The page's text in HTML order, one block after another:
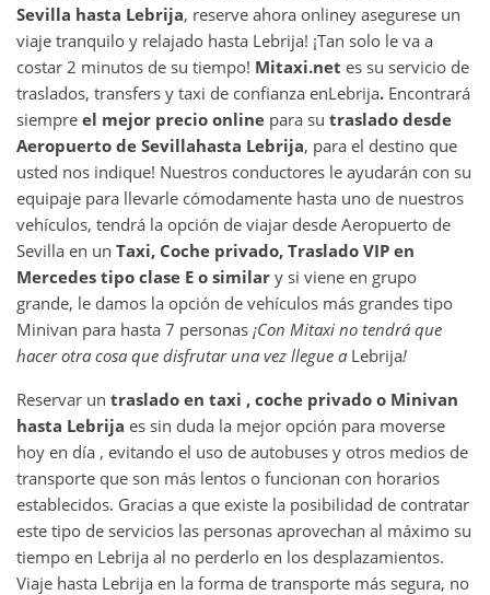
Sevilla hasta Lebrija, reserve ahora onliney asegurese un
viaje tranquilo y relajado hasta Lebrija! ¡Tan solo le va a
costar 2 minutos de su tiempo! Mitaxi.net es su servicio de
traslados, transfers y taxi de confianza enLebrija. Encontrará
siempre el mejor precio online para su traslado desde
Aeropuerto de Sevillahasta Lebrija, para el destino que
usted nos indique! Nuestros conductores le ayudarán con su
equipaje para llevarle cómodamente hasta uno de nuestros
vehículos, tendrá la opción de viajar desde Aeropuerto de
Sevilla en un Taxi, Coche privado, Traslado VIP en
Mercedes tipo clase E o similar y si viene en grupo
grande, le damos la opción de vehículos más grandes tipo
Minivan para hasta 7 personas ¡Con Mitaxi no tendrá que
hacer otra cosa que disfrutar una vez llegue a Lebrija!
Reservar un traslado en taxi , coche privado o Minivan
hasta Lebrija es sin duda la mejor opción para moverse
hoy en día , evitando el uso de autobuses y otros medios de
transporte que son más lentos o funcionan con horarios
establecidos. Gracias a que existe la posibilidad de contratar
este tipo de servicios las personas aprovechan al máximo su
tiempo en Lebrija al no perderlo en los desplazamientos.
Viaje hasta Lebrija en la forma de transporte más segura, no